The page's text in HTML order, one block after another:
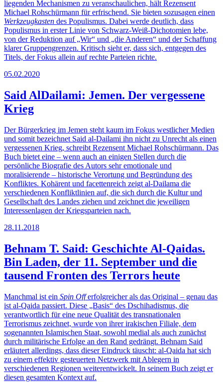
liegenden Mechanismen zu veranschaulichen, hält Rezensent
Michael Rohschürmann für erfrischend. Sie bieten sozusagen einen
Werkzeugkasten des Populismus. Dabei werde deutlich, dass
Populismus in erster Linie von Schwarz-Weiß-Dichotomien lebe,
von der Reduktion auf „Wir“ und „die Anderen“ und der Schaffung
klarer Gruppengrenzen. Kritisch sieht er, dass sich, entgegen des
Titels, der Fokus allein auf rechte Parteien richte.
05.02.2020
Said AlDailami: Jemen. Der vergessene
Krieg
Der Bürgerkrieg im Jemen steht kaum im Fokus westlicher Medien
und somit bezeichnet Said al-Dailami ihn nicht zu Unrecht als einen
vergessenen Krieg, schreibt Rezensent Michael Rohschürmann. Das
Buch bietet eine – wenn auch an einigen Stellen durch die
persönliche Biografie des Autors sehr emotionale und
moralisierende – historische Verortung und Begründung des
Konfliktes. Kohärent und facettenreich zeigt al-Dailama die
verschiedenen Konfliktlinien auf, die sich durch die Kultur und
Gesellschaft des Landes ziehen und zeichnet die jeweiligen
Interessenlagen der Kriegsparteien nach.
28.11.2018
Behnam T. Said: Geschichte Al-Qaidas.
Bin Laden, der 11. September und die
tausend Fronten des Terrors heute
Manchmal ist ein Spin Offerfolgreicher als das Original – genau das
ist al-Qaida passiert. Diese „Basis“ des Dschihadismus, die
verantwortlich für eine neue Qualität des transnationalen
Terrorismus zeichnet, wurde von ihrer irakischen Filiale, dem
sogenannten Islamischen Staat, sowohl medial als auch zunächst
durch militärische Erfolge an den Rand gedrängt. Behnam Said
erläutert allerdings, dass dieser Eindruck täuscht: al-Qaida hat sich
zu einem effektiv gesteuerten Netzwerk mit Ablegern in
verschiedenen Regionen weiterentwickelt. In seinem Buch zeigt er
diesen gesamten Kontext auf.